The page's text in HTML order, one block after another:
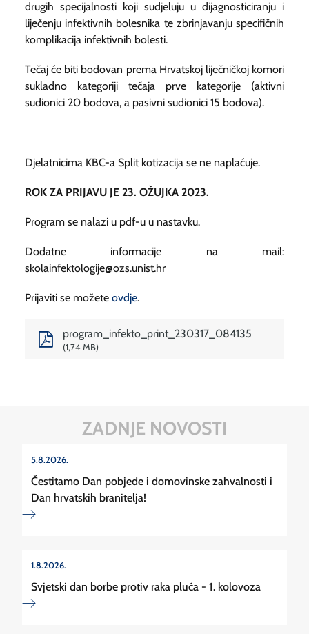
drugih specijalnosti koji sudjeluju u dijagnosticiranju i
liječenju infektivnih bolesnika te zbrinjavanju specifičnih
komplikacija infektivnih bolesti.
Tečaj će biti bodovan prema Hrvatskoj liječničkoj komori
sukladno kategoriji tečaja prve kategorije (aktivni
sudionici 20 bodova, a pasivni sudionici 15 bodova).
Djelatnicima KBC-a Split kotizacija se ne naplaćuje.
ROK ZA PRIJAVU JE 23. OŽUJKA 2023.
Program se nalazi u pdf-u u nastavku.
Dodatne informacije na mail:
skolainfektologije@ozs.unist.hr
Prijaviti se možete ovdje.
program_infekto_print_230317_084135
1,74 MB
ZADNJE NOVOSTI
5.8.2026.
Čestitamo Dan pobjede i domovinske zahvalnosti i
Dan hrvatskih branitelja!
1.8.2026.
Svjetski dan borbe protiv raka pluća - 1. kolovoza